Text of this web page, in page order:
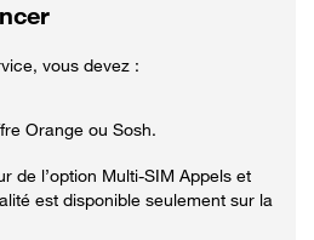
vous devez :
Orange ou Sosh.
de l’option Multi-SIM Appels et
est disponible seulement sur la